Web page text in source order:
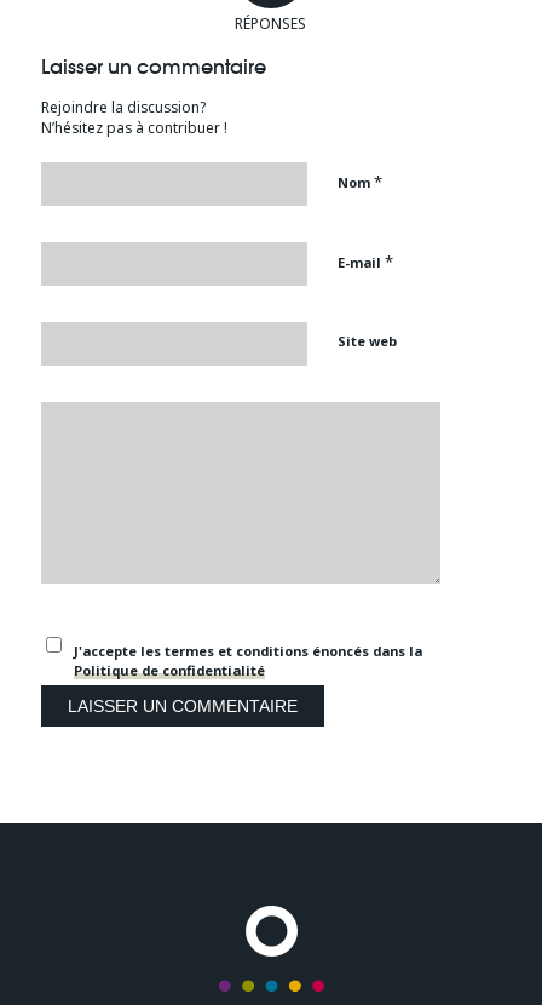
RÉPONSES
Laisser un commentaire
Rejoindre la discussion?
N’hésitez pas à contribuer !
Nom *
E-mail *
Site web
J'accepte les termes et conditions énoncés dans la
Politique de confidentialité